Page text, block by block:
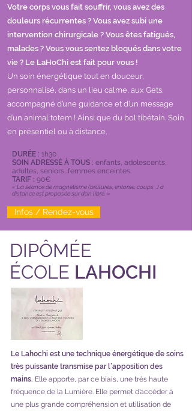
Votre corps vous fait souffrir, vous avez des
douleurs récurrentes ? Vous avez subi une
intervention chirurgicale ? Vous êtes fatigués,
malades ? Vous vous sentez bloqués dans votre
vie ? Le LaHoChi est fait pour vous !
Un soin énergétique tout en douceur,
personnalisé, dans un lieu calme, aux Gets,
accompagné d’une guidance et d’un message
d’un animal totem ! Ainsi que du bol tibétain. Soin
en présentiel ou à distance.
DURÉE : 1h30
SOIN ADRESSÉ À TOUS : enfants, adolescents,
adultes, seniors, femmes enceintes.
TARIF : 90€
« La séance de magnétisme (brûlures, entorse, coups...) à
distance est proposée sur don libre. »
Infos / Rendez-vous
DIPÔMÉE
ÉCOLE LAHOCHI
Le Lahochi est une technique énergétique de soins
très puissante transmise par l’apposition des
mains. Elle apporte, par ce biais, une très haute
fréquence de la Lumière. Elle permet d’accéder à
une plus grande compréhension et utilisation de